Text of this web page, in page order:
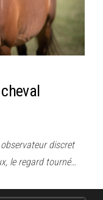
discret
le regard tourné…